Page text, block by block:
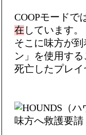
COOPモードで
在 しています。
そこに味方が
ン」を使用する
死亡したプレ